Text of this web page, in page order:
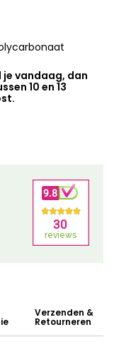
je vandaag, dan
10 en 13
Verzenden &
Retourneren